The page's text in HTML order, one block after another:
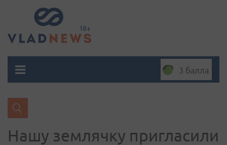
3 балла
Нашу землячку пригласили